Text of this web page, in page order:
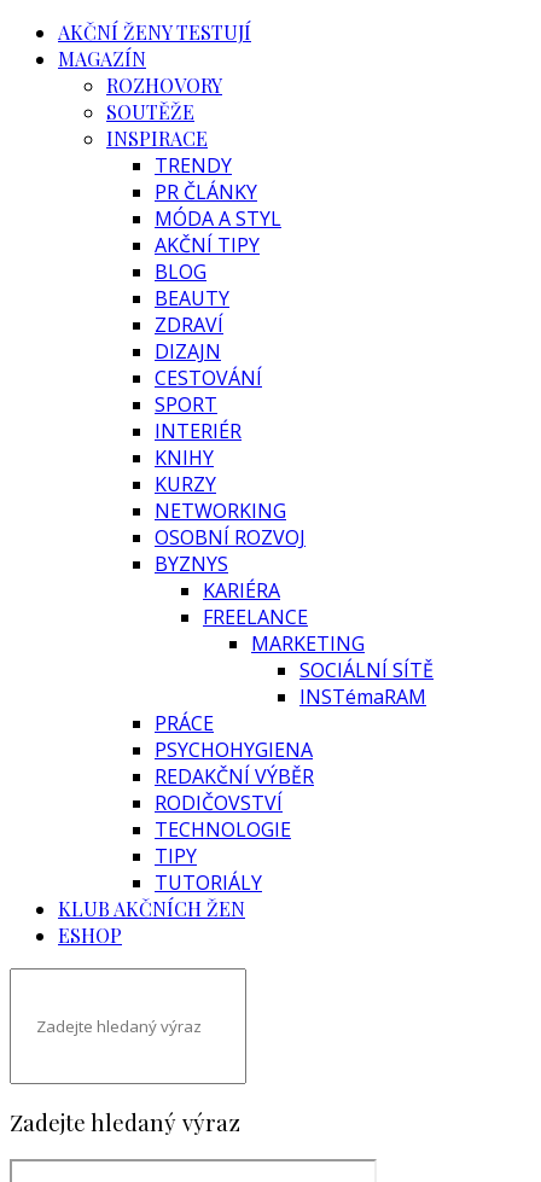
AKČNÍ ŽENY TESTUJÍ
MAGAZÍN
ROZHOVORY
SOUTĚŽE
INSPIRACE
TRENDY
PR ČLÁNKY
MÓDA A STYL
AKČNÍ TIPY
BLOG
BEAUTY
ZDRAVÍ
DIZAJN
CESTOVÁNÍ
SPORT
INTERIÉR
KNIHY
KURZY
NETWORKING
OSOBNÍ ROZVOJ
BYZNYS
KARIÉRA
FREELANCE
MARKETING
SOCIÁLNÍ SÍTĚ
INSTémaRAM
PRÁCE
PSYCHOHYGIENA
REDAKČNÍ VÝBĚR
RODIČOVSTVÍ
TECHNOLOGIE
TIPY
TUTORIÁLY
KLUB AKČNÍCH ŽEN
ESHOP
Zadejte hledaný výraz